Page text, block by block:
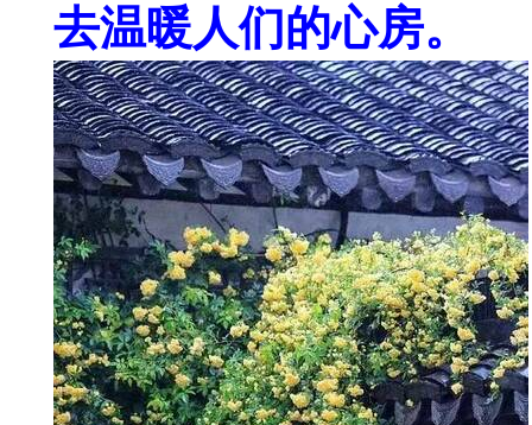
去温暖人们的心房。